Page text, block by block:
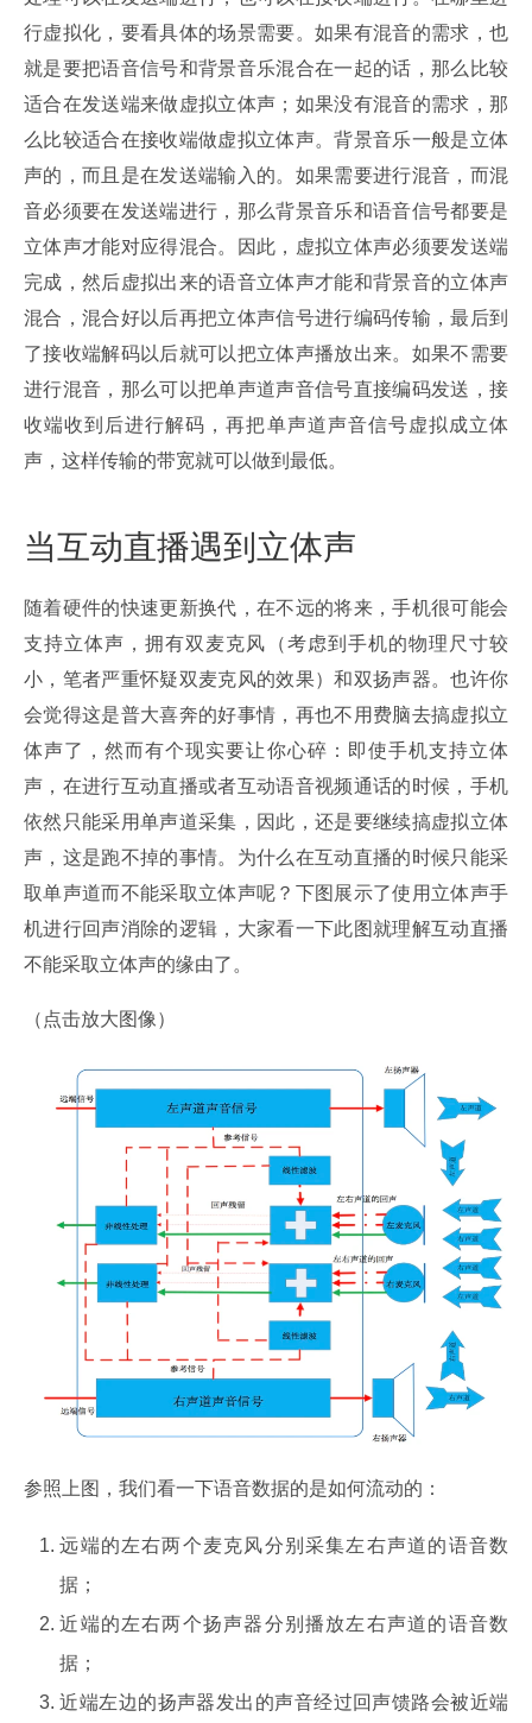
行虚拟化，要看具体的场景需要。如果有混音的需求，也
就是要把语音信号和背景音乐混合在一起的话，那么比较
适合在发送端来做虚拟立体声；如果没有混音的需求，那
么比较适合在接收端做虚拟立体声。背景音乐一般是立体
声的，而且是在发送端输入的。如果需要进行混音，而混
音必须要在发送端进行，那么背景音乐和语音信号都要是
立体声才能对应得混合。因此，虚拟立体声必须要发送端
完成，然后虚拟出来的语音立体声才能和背景音的立体声
混合，混合好以后再把立体声信号进行编码传输，最后到
了接收端解码以后就可以把立体声播放出来。如果不需要
进行混音，那么可以把单声道声音信号直接编码发送，接
收端收到后进行解码，再把单声道声音信号虚拟成立体
声，这样传输的带宽就可以做到最低。
当互动直播遇到立体声
随着硬件的快速更新换代，在不远的将来，手机很可能会
支持立体声，拥有双麦克风（考虑到手机的物理尺寸较
小，笔者严重怀疑双麦克风的效果）和双扬声器。也许你
会觉得这是普大喜奔的好事情，再也不用费脑去搞虚拟立
体声了，然而有个现实要让你心碎：即使手机支持立体
声，在进行互动直播或者互动语音视频通话的时候，手机
依然只能采用单声道采集，因此，还是要继续搞虚拟立体
声，这是跑不掉的事情。为什么在互动直播的时候只能采
取单声道而不能采取立体声呢？下图展示了使用立体声手
机进行回声消除的逻辑，大家看一下此图就理解互动直播
不能采取立体声的缘由了。
（点击放大图像）
参照上图，我们看一下语音数据的是如何流动的：
远端的左右两个麦克风分别采集左右声道的语音数
据；
近端的左右两个扬声器分别播放左右声道的语音数
据；
近端左边的扬声器发出的声音经过回声馈路会被近端